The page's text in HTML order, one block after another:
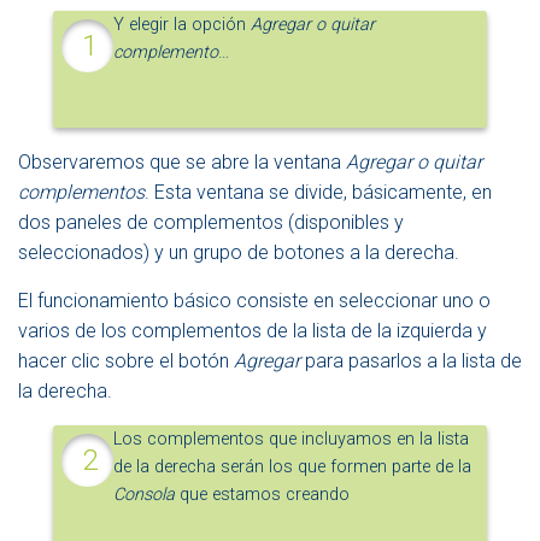
Y elegir la opciónAgregar o quitar
complemento…
Observaremos que se abre la ventana Agregar o quitar
complementos. Esta ventana se divide, básicamente, en
dos paneles de complementos (disponibles y
seleccionados) y un grupo de botones a la derecha.
El funcionamiento básico consiste en seleccionar uno o
varios de los complementos de la lista de la izquierda y
hacer clic sobre el botón Agregarpara pasarlos a la lista de
la derecha.
Los complementos que incluyamos en la lista
de la derecha serán los que formen parte de la
Consola que estamos creando